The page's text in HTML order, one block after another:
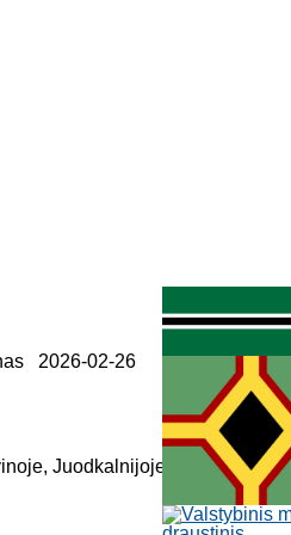
2026-02-26
Juodkalnijoje, Kroatijoje.